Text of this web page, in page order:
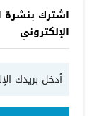
اشترك بنشرة
الإلكتروني